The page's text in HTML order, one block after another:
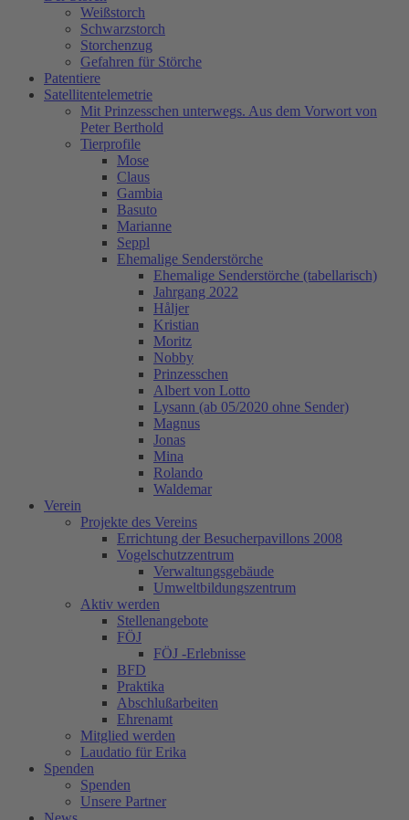
Weißstorch
Schwarzstorch
Storchenzug
Gefahren für Störche
Patentiere
Satellitentelemetrie
Mit Prinzesschen unterwegs. Aus dem Vorwort von
Peter Berthold
Tierprofile
Mose
Claus
Gambia
Basuto
Marianne
Seppl
Ehemalige Senderstörche
Ehemalige Senderstörche (tabellarisch)
Jahrgang 2022
Håljer
Kristian
Moritz
Nobby
Prinzesschen
Albert von Lotto
Lysann (ab 05/2020 ohne Sender)
Magnus
Jonas
Mina
Rolando
Waldemar
Verein
Projekte des Vereins
Errichtung der Besucherpavillons 2008
Vogelschutzzentrum
Verwaltungsgebäude
Umweltbildungszentrum
Aktiv werden
Stellenangebote
FÖJ
FÖJ -Erlebnisse
BFD
Praktika
Abschlußarbeiten
Ehrenamt
Mitglied werden
Laudatio für Erika
Spenden
Spenden
Unsere Partner